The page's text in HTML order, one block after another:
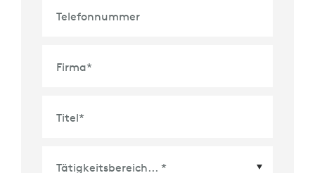
Telefonnummer
Firma*
Titel*